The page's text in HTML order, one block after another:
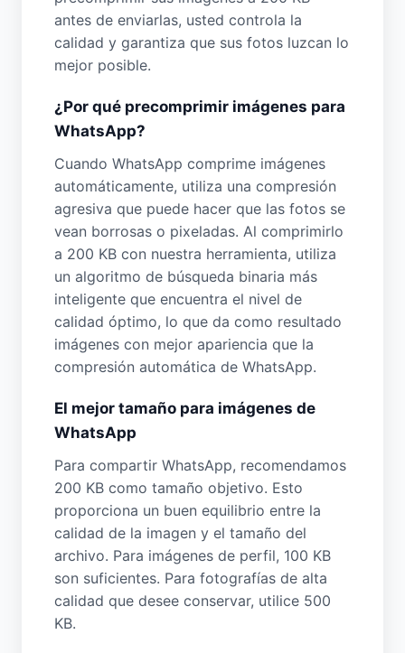
antes de enviarlas, usted controla la
calidad y garantiza que sus fotos luzcan lo
mejor posible.
¿Por qué precomprimir imágenes para
WhatsApp?
Cuando WhatsApp comprime imágenes
automáticamente, utiliza una compresión
agresiva que puede hacer que las fotos se
vean borrosas o pixeladas. Al comprimirlo
a 200 KB con nuestra herramienta, utiliza
un algoritmo de búsqueda binaria más
inteligente que encuentra el nivel de
calidad óptimo, lo que da como resultado
imágenes con mejor apariencia que la
compresión automática de WhatsApp.
El mejor tamaño para imágenes de
WhatsApp
Para compartir WhatsApp, recomendamos
200 KB como tamaño objetivo. Esto
proporciona un buen equilibrio entre la
calidad de la imagen y el tamaño del
archivo. Para imágenes de perfil, 100 KB
son suficientes. Para fotografías de alta
calidad que desee conservar, utilice 500
KB.